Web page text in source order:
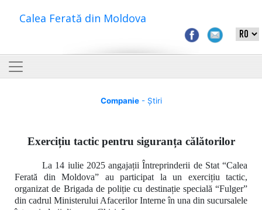
Calea Ferată din Moldova
Companie- Știri
Exercițiu tactic pentru siguranța călătorilor
La 14 iulie 2025 angajații Întreprinderii de Stat “Calea
Ferată din Moldova” au participat la un exercițiu tactic,
organizat de Brigada de poliție cu destinație specială “Fulger”
din cadrul Ministerului Afacerilor Interne în una din sucursalele